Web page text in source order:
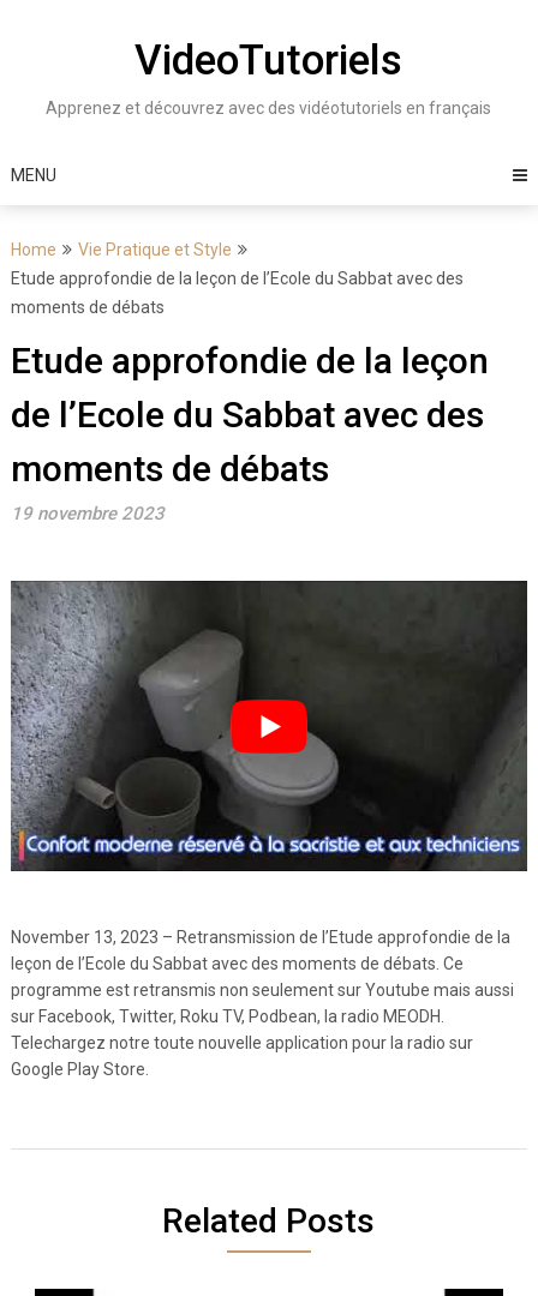
VideoTutoriels
Apprenez et découvrez avec des vidéotutoriels en français
MENU
Home
Vie Pratique et Style
Etude approfondie de la leçon de l’Ecole du Sabbat avec des
moments de débats
Etude approfondie de la leçon
de l’Ecole du Sabbat avec des
moments de débats
19 novembre 2023
November 13, 2023 – Retransmission de l’Etude approfondie de la
leçon de l’Ecole du Sabbat avec des moments de débats. Ce
programme est retransmis non seulement sur Youtube mais aussi
sur Facebook, Twitter, Roku TV, Podbean, la radio MEODH.
Telechargez notre toute nouvelle application pour la radio sur
Google Play Store.
Related Posts